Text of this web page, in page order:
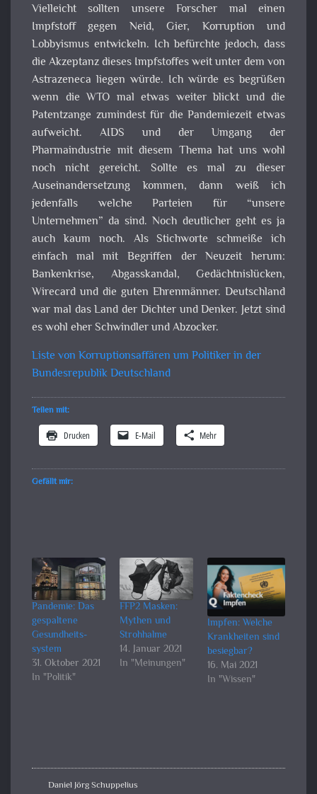
Vielleicht sollten unsere Forscher mal einen
Impfstoff gegen Neid, Gier, Korruption und
Lobbyismus entwickeln. Ich befürchte jedoch, dass
die Akzeptanz dieses Impfstoffes weit unter dem von
Astrazeneca liegen würde. Ich würde es begrüßen
wenn die WTO mal etwas weiter blickt und die
Patentzange zumindest für die Pandemiezeit etwas
aufweicht. AIDS und der Umgang der
Pharmaindustrie mit diesem Thema hat uns wohl
noch nicht gereicht. Sollte es mal zu dieser
Auseinandersetzung kommen, dann weiß ich
jedenfalls welche Parteien für “unsere
Unternehmen” da sind. Noch deutlicher geht es ja
auch kaum noch. Als Stichworte schmeiße ich
einfach mal mit Begriffen der Neuzeit herum:
Bankenkrise, Abgasskandal, Gedächtnislücken,
Wirecard und die guten Ehrenmänner. Deutschland
war mal das Land der Dichter und Denker. Jetzt sind
es wohl eher Schwindler und Abzocker.
Liste von Korruptionsaffären um Politiker in der
Bundesrepublik Deutschland
Teilen mit:
Drucken E-Mail Mehr
Gefällt mir:
Pandemie: Das
gespaltene
Gesundheits­
system
31. Oktober 2021
In "Politik"
FFP2 Masken:
Mythen und
Strohhalme
14. Januar 2021
In "Meinungen"
Impfen: Welche
Krankheiten sind
besiegbar?
16. Mai 2021
In "Wissen"
Daniel Jörg Schuppelius